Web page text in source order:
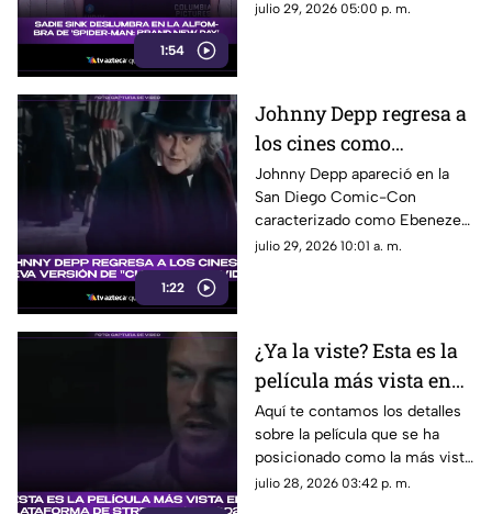
1:54
de ‘Spider-Man: Brand New
julio 29, 2026 05:00 p. m.
1:22
Johnny Depp regresa a
los cines como
Ebenezer Scrooge en
nueva versión de
'Cuento de Navidad'
Johnny Depp apareció en la
San Diego Comic-Con
caracterizado como Ebenezer
Scrooge. Aquí te contamos los
julio 29, 2026 10:01 a. m.
¿Ya la viste? Esta es la
película más vista en
plataforma de
streaming en 2026;
logró superar las 147
millones de
Aquí te contamos los detalles
sobre la película que se ha
posicionado como la más vista
en plataforma de streaming de
julio 28, 2026 03:42 p. m.